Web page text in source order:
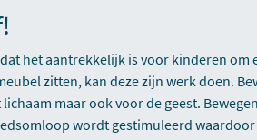
het aantrekkelijk is voor kinderen om
zitten, kan deze zijn werk doen.
maar ook voor de geest.
wordt gestimuleerd